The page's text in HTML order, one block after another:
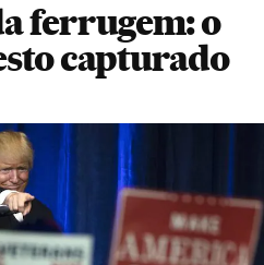
ferrugem: o
capturado